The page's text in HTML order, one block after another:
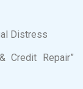
Distress
Credit Repair”